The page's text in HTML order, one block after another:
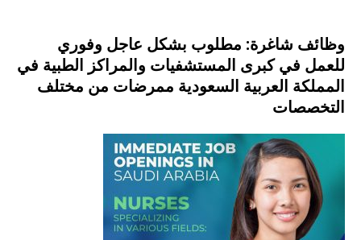
وظائف شاغرة: مطلوب بشكل عاجل وفوري
للعمل في كبرى المستشفيات والمراكز الطبية في
المملكة العربية السعودية ممرضات من مختلف
التخصصات